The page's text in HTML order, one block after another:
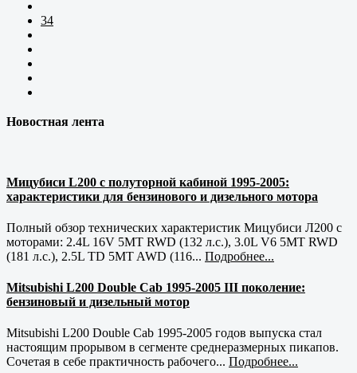
34
Новостная лента
Мицубиси L200 с полуторной кабиной 1995-2005:
характеристики для бензинового и дизельного мотора
Полный обзор технических характеристик Мицубиси Л200 с
моторами: 2.4L 16V 5MT RWD (132 л.с.), 3.0L V6 5MT RWD
(181 л.с.), 2.5L TD 5MT AWD (116... Подробнее...
Mitsubishi L200 Double Cab 1995-2005 III поколение:
бензиновый и дизельный мотор
Mitsubishi L200 Double Cab 1995-2005 годов выпуска стал
настоящим прорывом в сегменте среднеразмерных пикапов.
Сочетая в себе практичность рабочего... Подробнее...